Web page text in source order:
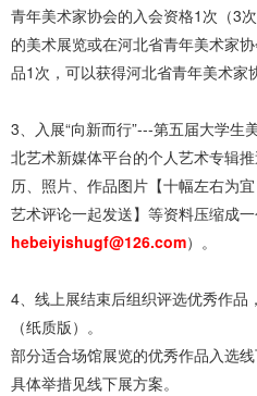
青年美术家协会的入会资格1次（3
的美术展览或在河北省青年美术家
品1次，可以获得河北省青年美术家
3、入展“向新而行”---第五届大学生
北艺术新媒体平台的个人艺术专辑
历、照片、作品图片【十幅左右为
艺术评论一起发送】等资料压缩成
hebeiyishugf@126.com）。
4、线上展结束后组织评选优秀作品
（纸质版）。
部分适合场馆展览的优秀作品入选
具体举措见线下展方案。